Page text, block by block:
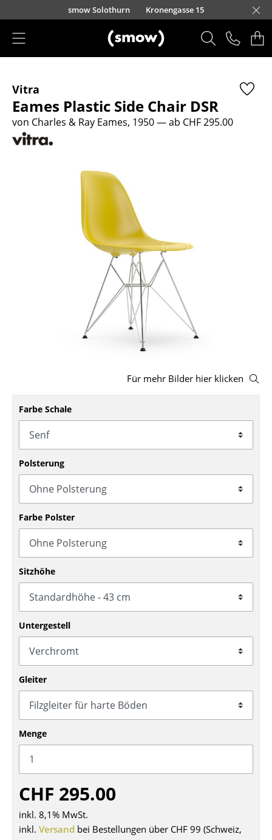
Direkt zum Inhaltsmow Solothurn Kronengasse 15
Sitzmöbel
Esszimmerstühle
Sofas
Loungesessel
Freischwinger
Bänke & Liegen
Schaukelstühle
Bürodrehstühle
Konferenzstühle
Bürosessel
Einzelteile
... alle Sitzmöbel
Tische
Esstische
Beistelltische
Couchtische
Schreibtische
Sekretäre & PC-Tische
Konferenztische
Stehtische & Stehpulte
Kindertische
Servierwagen
Einzelteile
Vitra
Eames Plastic Side Chair DSR
von Charles & Ray Eames, 1950— ab CHF 295.00
Für mehr Bilder hier klicken
Farbe Schale
Polsterung
Farbe Polster
Sitzhöhe
Untergestell
Gleiter
Menge
CHF 295.00
inkl. 8,1% MwSt.
inkl. Versand bei Bestellungen über CHF 99 (Schweiz,